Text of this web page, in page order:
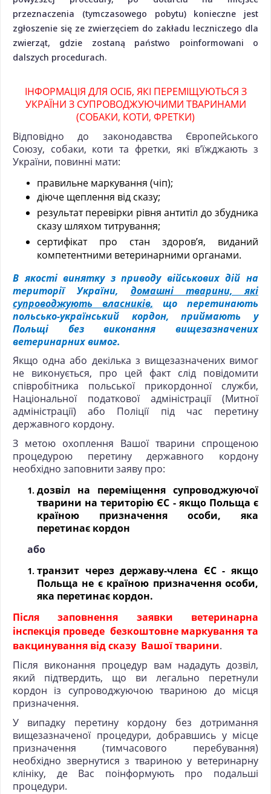
przeznaczenia (tymczasowego pobytu) konieczne jest
zgłoszenie się ze zwierzęciem do zakładu leczniczego dla
zwierząt, gdzie zostaną państwo poinformowani o
dalszych procedurach.
ІНФОРМАЦІЯ ДЛЯ ОСІБ, ЯКІ ПЕРЕМІЩУЮТЬСЯ З
УКРАЇНИ З СУПРОВОДЖУЮЧИМИ ТВАРИНАМИ
(СОБАКИ, КОТИ, ФРЕТКИ)
Відповідно до законодавства Європейського
Союзу, собаки, коти та фретки, які в’їжджають з
України, повинні мати:
правильне маркування (чіп);
діюче щеплення від сказу;
результат перевірки рівня антитіл до збудника
сказу шляхом титрування;
сертифікат про стан здоров’я, виданий
компетентними ветеринарними органами.
В якості винятку з приводу військових дій на
території України, домашні тварини, які
супроводжують власників, що перетинають
польсько-український кордон, приймають у
Польщі без виконання вищезазначених
ветеринарних вимог.
Якщо одна або декілька з вищезазначених вимог
не виконується, про цей факт слід повідомити
співробітника польської прикордонної служби,
Національної податкової адміністрації (Митної
адміністрації) або Поліції під час перетину
державного кордону.
З метою охоплення Вашої тварини спрощеною
процедурою перетину державного кордону
необхідно заповнити заяву про:
дозвіл на переміщення супроводжуючої
тварини на територію ЄС - якщо Польща є
країною призначення особи, яка
перетинає кордон
або
транзит через державу-члена ЄС - якщо
Польща не є країною призначення особи,
яка перетинає кордон.
Після заповнення заявки ветеринарна
інспекція проведе безкоштовне маркування та
вакцинування від сказу Вашої тварини.
Після виконання процедур вам нададуть дозвіл,
який підтвердить, що ви легально перетнули
кордон із супроводжуючою твариною до місця
призначення.
У випадку перетину кордону без дотримання
вищезазначеної процедури, добравшись у місце
призначення (тимчасового перебування)
необхідно звернутися з твариною у ветеринарну
клініку, де Вас поінформують про подальші
процедури.